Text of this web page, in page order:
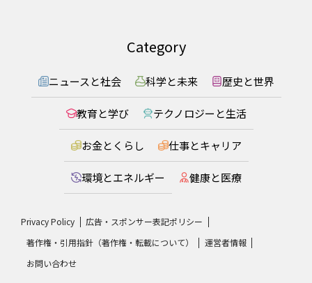
Category
ニュースと社会 科学と未来 歴史と世界
教育と学び テクノロジーと生活
お金とくらし 仕事とキャリア
環境とエネルギー 健康と医療
Privacy Policy
広告・スポンサー表記ポリシー
著作権・引用指針（著作権・転載について）
運営者情報
お問い合わせ